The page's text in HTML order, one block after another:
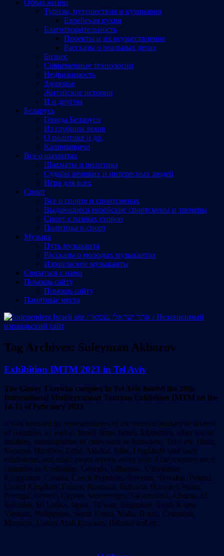
Образ жизни
Туризм, путешествия и кулинария
Еврейская кухня
Благотворительность
Проекты и их осуществление
Рассказы о реальных делах
Бизнес
Современные технологии
Недвижимость
Здоровье
Житейские истории
И о другом
Беларусь
Города Беларуси
Из глубины веков
О политике и др.
Калинковичи
Все о шахматах
Шахматы и политика
Судьбы великих и интересных людей
Игра для всех
Спорт
Все о спорте и спортсменах
Выдающиеся еврейские спортсмены и тренеры
Спорт с разных сторон
Политика и спорт
Музыка
Путь музыканта
Рассказы о молодых музыкантах
Израильские музыканты
Cвязаться с нами
Помощь сайту
Помощь сайту
Памятные места
Tag Archives: Suleyman Akbarov
Exhibition IMTM 2023 in Tel Aviv
The Ganey Taaruha complex in Tel Aviv hosted the 28th
International Mediterranean Tourism Exhibition IMTM on the
14-15 of February 2023
It was attended by representatives of the tourism industry of dozens
of countries, as well as Israeli firms, hotels, kibbutzim, other tourist
facilities, municipalities of cities such as Jerusalem, Tel Aviv, Haifa,
Netanya, Herzliya, Zefat, Ashdod, Eilat. I regularly visit such
exhibitions, and make photo reports every year. I can mention such
countries as Azerbaijan, Georgia, Lithuania, Uzbekistan,
Kyrgyzstan, Croatia, Czech Republic, Slovenia, Slovakia, Poland,
United Kingdom, France, Romania, Bulgaria, Hungary, Spain,
Portugal, Greece, Cyprus, Montenegro, Switzerland, Albania, El
Salvador, Sri Lanka, Japan, Taiwan, Singapore, South Korea,
Vietnam, Philippines, South Korea, Malta, Brazil, Colombia,
Morocco, United Arab Emirates, Bahrain and etc.